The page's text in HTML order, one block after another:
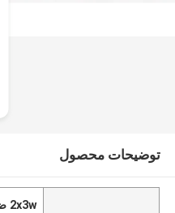
توضیحات محصول
2x3w ضبط صدا صدا صفحه رمزگشایی